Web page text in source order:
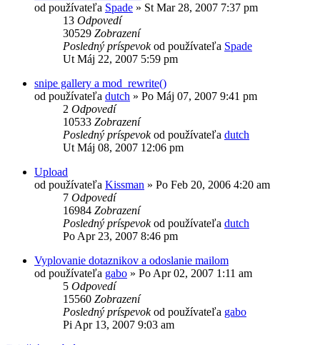
od používateľa Spade » St Mar 28, 2007 7:37 pm
13 Odpovedí
30529 Zobrazení
Posledný príspevokod používateľa Spade
Ut Máj 22, 2007 5:59 pm
snipe gallery a mod_rewrite()
od používateľa dutch » Po Máj 07, 2007 9:41 pm
2 Odpovedí
10533 Zobrazení
Posledný príspevokod používateľa dutch
Ut Máj 08, 2007 12:06 pm
Upload
od používateľa Kissman » Po Feb 20, 2006 4:20 am
7 Odpovedí
16984 Zobrazení
Posledný príspevokod používateľa dutch
Po Apr 23, 2007 8:46 pm
Vyplovanie dotaznikov a odoslanie mailom
od používateľa gabo » Po Apr 02, 2007 1:11 am
5 Odpovedí
15560 Zobrazení
Posledný príspevokod používateľa gabo
Pi Apr 13, 2007 9:03 am